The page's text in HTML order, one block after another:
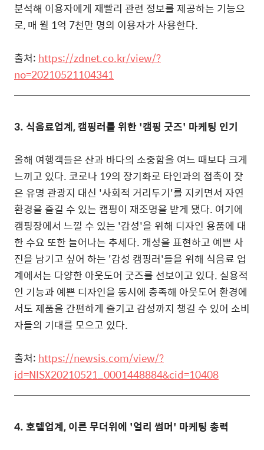
분석해 이용자에게 재빨리 관련 정보를 제공하는 기능으
로, 매 월 1억 7천만 명의 이용자가 사용한다.
출처: https://zdnet.co.kr/view/?
no=20210521104341
3. 식음료업계, 캠핑러를 위한 '캠핑 굿즈' 마케팅 인기
올해 여행객들은 산과 바다의 소중함을 여느 때보다 크게
느끼고 있다. 코로나 19의 장기화로 타인과의 접촉이 잦
은 유명 관광지 대신 '사회적 거리두기'를 지키면서 자연
환경을 즐길 수 있는 캠핑이 재조명을 받게 됐다. 여기에
캠핑장에서 느낄 수 있는 '감성'을 위해 디자인 용품에 대
한 수요 또한 늘어나는 추세다. 개성을 표현하고 예쁜 사
진을 남기고 싶어 하는 '감성 캠핑러'들을 위해 식음료 업
계에서는 다양한 아웃도어 굿즈를 선보이고 있다. 실용적
인 기능과 예쁜 디자인을 동시에 충족해 아웃도어 환경에
서도 제품을 간편하게 즐기고 감성까지 챙길 수 있어 소비
자들의 기대를 모으고 있다.
출처: https://newsis.com/view/?
id=NISX20210521_0001448884&cid=10408
4.호텔업계, 이른 무더위에 '얼리 썸머' 마케팅 총력